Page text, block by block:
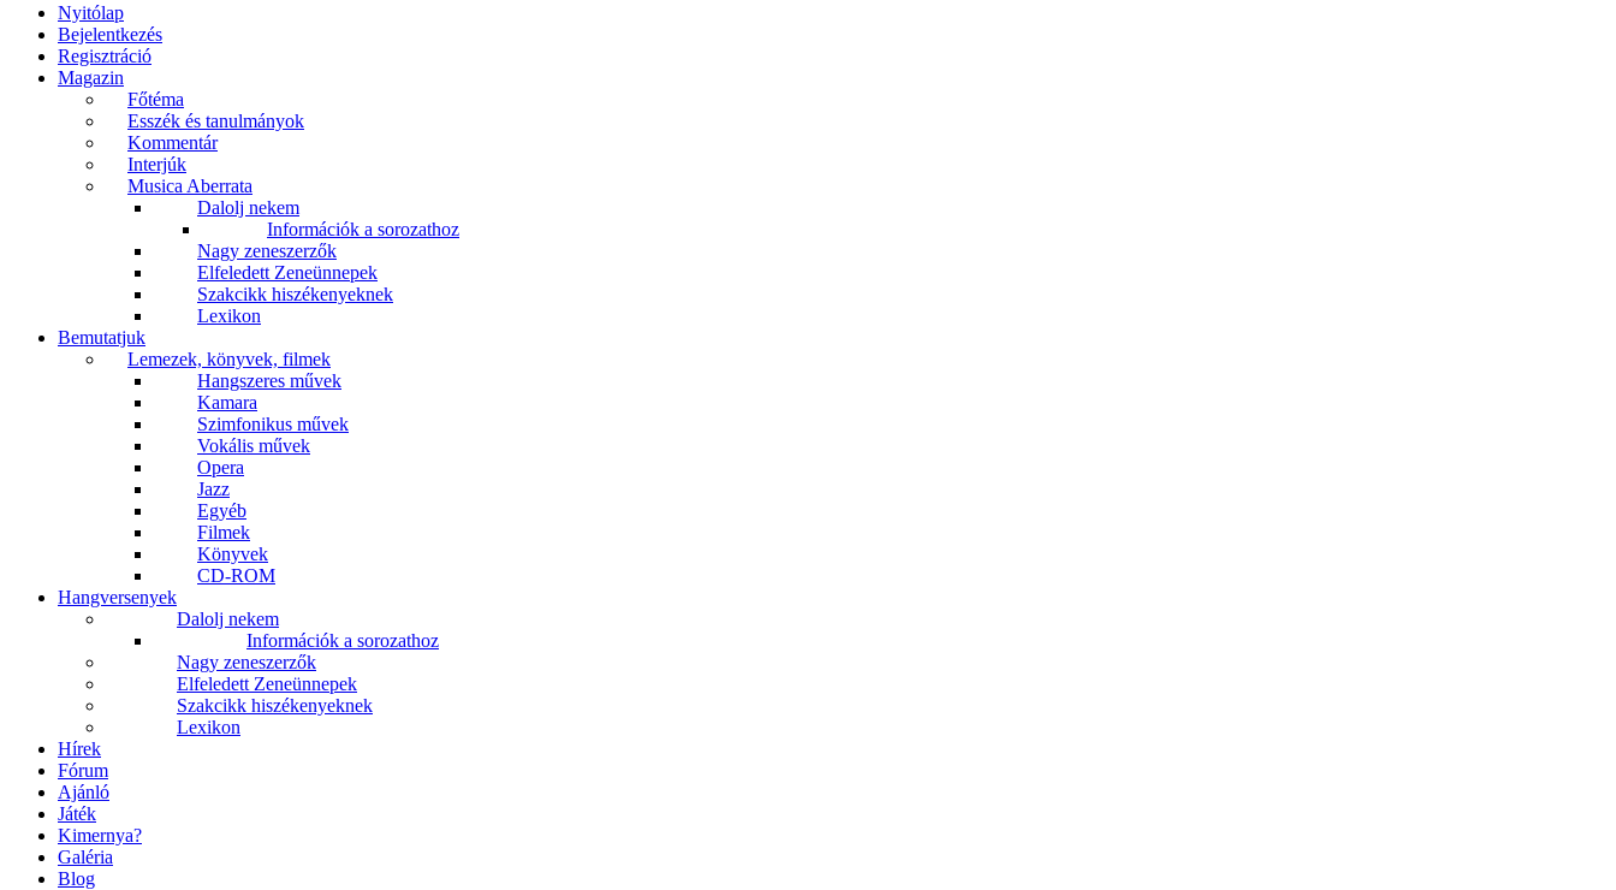
Nyitólap
Bejelentkezés
Regisztráció
Magazin
Főtéma
Esszék és tanulmányok
Kommentár
Interjúk
Musica Aberrata
Dalolj nekem
Információk a sorozathoz
Nagy zeneszerzők
Elfeledett Zeneünnepek
Szakcikk hiszékenyeknek
Lexikon
Bemutatjuk
Lemezek, könyvek, filmek
Hangszeres művek
Kamara
Szimfonikus művek
Vokális művek
Opera
Jazz
Egyéb
Filmek
Könyvek
CD-ROM
Hangversenyek
Dalolj nekem
Információk a sorozathoz
Nagy zeneszerzők
Elfeledett Zeneünnepek
Szakcikk hiszékenyeknek
Lexikon
Hírek
Fórum
Ajánló
Játék
Kimernya?
Galéria
Blog